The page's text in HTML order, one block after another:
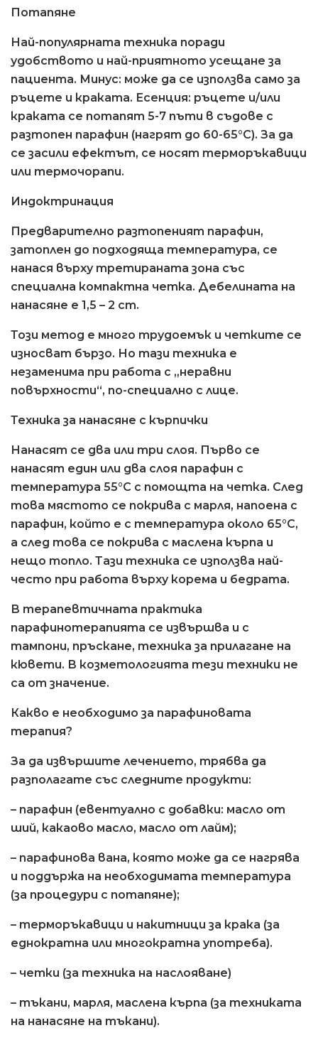
Потапяне
Най-популярната техника поради
удобството и най-приятното усещане за
пациента. Минус: може да се използва само за
ръцете и краката. Есенция: ръцете и/или
краката се потапят 5-7 пъти в съдове с
разтопен парафин (нагрят до 60-65°C). За да
се засили ефектът, се носят терморъкавици
или термочорапи.
Индоктринация
Предварително разтопеният парафин,
затоплен до подходяща температура, се
нанася върху третираната зона със
специална компактна четка. Дебелината на
нанасяне е 1,5 – 2 cm.
Този метод е много трудоемък и четките се
износват бързо. Но тази техника е
незаменима при работа с „неравни
повърхности“, по-специално с лице.
Техника за нанасяне с кърпички
Нанасят се два или три слоя. Първо се
нанасят един или два слоя парафин с
температура 55°C с помощта на четка. След
това мястото се покрива с марля, напоена с
парафин, който е с температура около 65°C,
а след това се покрива с маслена кърпа и
нещо топло. Тази техника се използва най-
често при работа върху корема и бедрата.
В терапевтичната практика
парафинотерапията се извършва и с
тампони, пръскане, техника за прилагане на
кювети. В козметологията тези техники не
са от значение.
Какво е необходимо за парафиновата
терапия?
За да извършите лечението, трябва да
разполагате със следните продукти:
– парафин (евентуално с добавки: масло от
ший, какаово масло, масло от лайм);
– парафинова вана, която може да се нагрява
и поддържа на необходимата температура
(за процедури с потапяне);
– терморъкавици и накитници за крака (за
еднократна или многократна употреба).
– четки (за техника на наслояване)
– тъкани, марля, маслена кърпа (за техниката
на нанасяне на тъкани).